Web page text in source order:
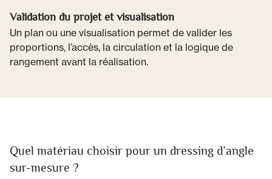
Validation du projet et visualisation
Un plan ou une visualisation permet de valider les
proportions, l’accès, la circulation et la logique de
rangement avant la réalisation.
Quel matériau choisir pour un dressing d’angle
sur-mesure ?